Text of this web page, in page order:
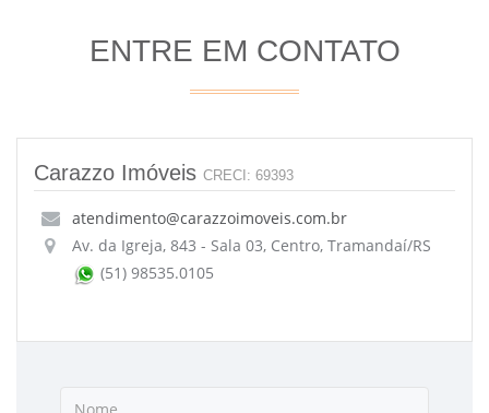
ENTRE EM CONTATO
Carazzo Imóveis CRECI: 69393
atendimento@carazzoimoveis.com.br
Av. da Igreja, 843 - Sala 03, Centro, Tramandaí/RS
(51) 98535.0105